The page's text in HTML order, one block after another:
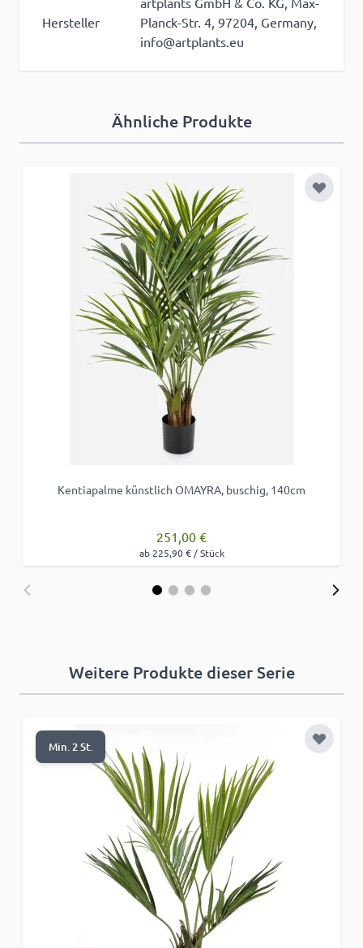
Hersteller
Planck-Str. 4, 97204, Germany,
info@artplants.eu
Ähnliche Produkte
Zur
Kentiapalme künstlich OMAYRA, buschig, 140cm
251,00 €
ab 225,90 € / Stück
Weitere Produkte dieser Serie
Min. 2 St. Zur